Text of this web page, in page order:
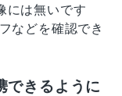
には無いです
などを確認でき
きるように